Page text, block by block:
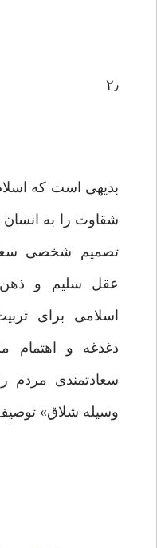
۲٫
بدیهی است که
شقاوت را به
تصمیم شخصی
عقل سلیم و
اسلامی برای
دغدغه و اهتمام
سعادتمندی مردم
وسیله شلاق»